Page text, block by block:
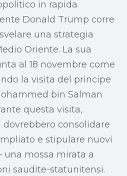
in rapida
Donald Trump corre
una strategia
Oriente. La sua
al 18 novembre come
la visita del principe
bin Salman
questa visita,
consolidare
e stipulare nuovi
mossa mirata a
saudite-statunitensi.